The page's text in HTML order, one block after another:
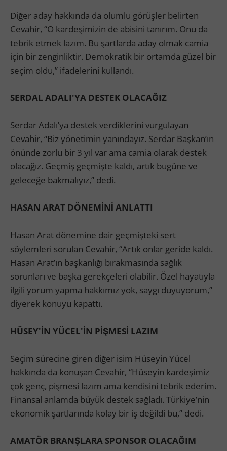
Diğer aday hakkında da olumlu görüşler belirten
Cevahir, “O kardeşimizin de abisini tanırım. Onu da
tebrik etmek lazım. Bu şartlarda aday olmak camia
için bir zenginliktir. Demokratik bir ortamda güzel bir
seçim oldu,” ifadelerini kullandı.
SERDAL ADALI'YA DESTEK OLACAĞIZ
Serdar Adalı’ya destek verdiklerini vurgulayan
Cevahir, “Biz yönetimin yanındayız. Serdar Başkan’ın
önünde zorlu bir 3 yıl var ama camia olarak destek
olacağız. Geçmiş geçmişte kaldı, artık bugüne ve
geleceğe bakmalıyız,” dedi.
HASAN ARAT DÖNEMİNİ ANLATTI
Hasan Arat dönemine dair geçmişteki sert
söylemleri sorulan Cevahir, “Artık onlar geride kaldı.
Hasan Arat’ın başkanlığı bırakmasında sağlık
sorunları ve başka gerekçeleri olabilir. Özel hayatıyla
ilgili yorum yapma hakkımız yok, saygı duyuyorum,”
diyerek konuyu kapattı.
HÜSEY'İN YÜCEL'İN PİŞMESİ LAZIM
Seçim sürecine giren diğer isim Hüseyin Yücel
hakkında da konuşan Cevahir, “Hüseyin kardeşimiz
çok genç, pişmesi lazım ama kendisini tebrik ederim.
Finansal anlamda büyük destek sağladı. Türkiye’nin
ekonomik şartlarında kolay bir iş değildi bu,” dedi.
AMATÖR BRANŞLARA SPONSOR OLACAĞIM